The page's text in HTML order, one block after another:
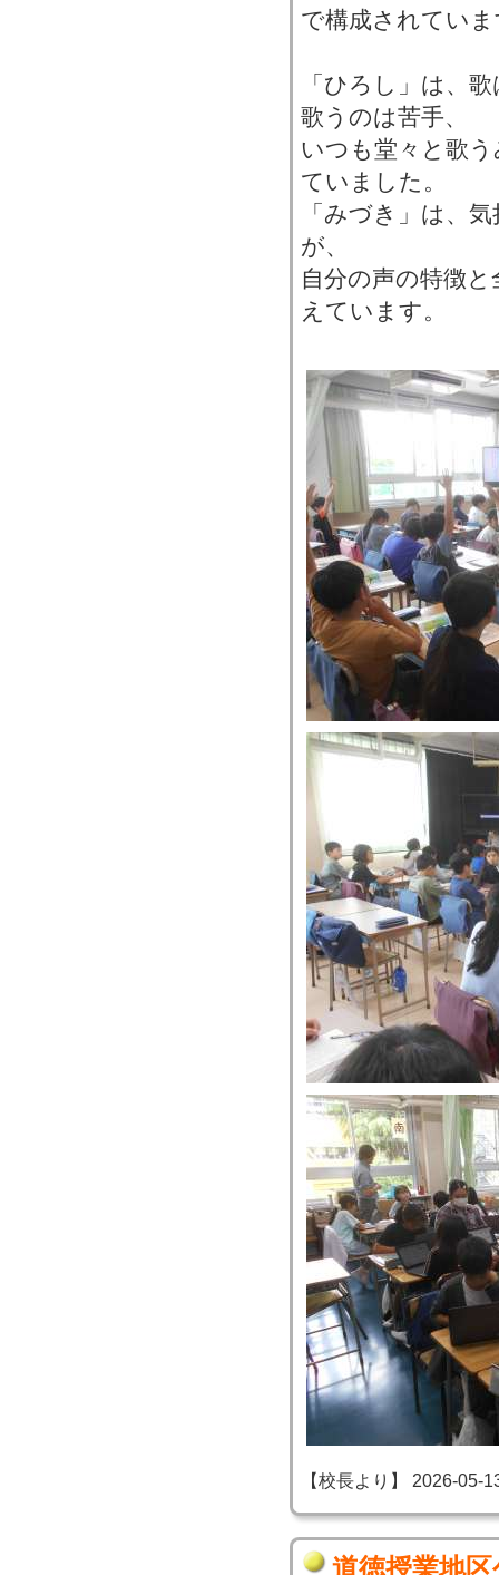
で構成されてい
「ひろし」は、
歌うのは苦手、
いつも堂々と歌
ていました。
「みづき」は、
が、
自分の声の特徴
えています。
【校長より】 2026-05-
道徳授業地